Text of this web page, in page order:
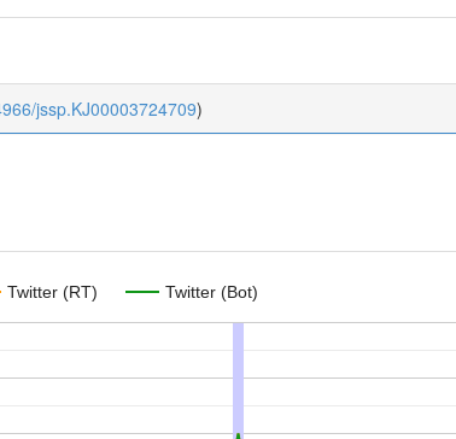
jssp.KJ00003724709)
Twitter (RT) Twitter (Bot)